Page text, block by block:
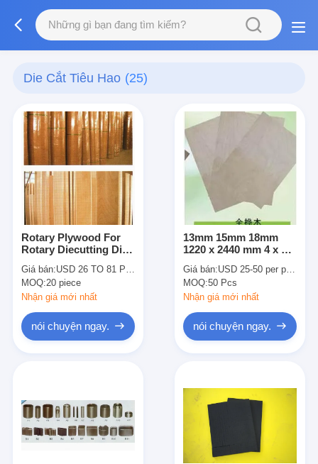
Die Cắt Tiêu Hao (25)
Rotary Plywood For
Rotary Diecutting Dia.
to 3000mm Beech
Curved Dieboard
Giá bán:USD 26 TO 81 PER PIECE
MOQ:20 piece
Nhận giá mới nhất
nói chuyện ngay.
13mm 15mm 18mm
1220 x 2440 mm 4 x 8
Dieboard Đối
Diemaker
Giá bán:USD 25-50 per pcs 1220x2440x18mm
MOQ:50 Pcs
Nhận giá mới nhất
nói chuyện ngay.